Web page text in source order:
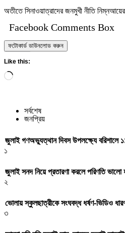
অতীতে সিনাওয়াত্রাদের জনমুখী নীতি
Facebook Comments Box
ফটোকার্ড ডাউনলোড করুন
Like this:
Loading…
সর্বশেষ
জনপ্রিয়
জুলাই গণঅভ্যুত্থান দিবস উপলক্ষ্যে বরিশালে
১
জুলাই সনদ নিয়ে প্রতারণা করলে পরিণতি
২
ভোলায় স্কুলছাত্রীকে সংঘবদ্ধ ধর্ষণ-ভিডিও
৩